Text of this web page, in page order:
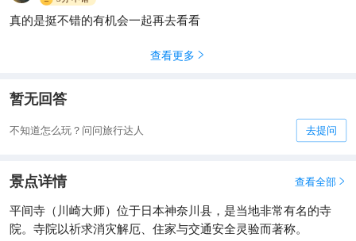
真的是挺不错的有机会一起再去看看
查看更多 
暂无回答
不知道怎么玩？问问旅行达人 去提问
景点详情 查看全部 
平间寺（川崎大师）位于日本神奈川县，是当地非常有名的寺
院。寺院以祈求消灾解厄、住家与交通安全灵验而著称。